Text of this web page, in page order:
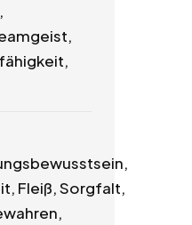
Fleiß, Sorgfalt,